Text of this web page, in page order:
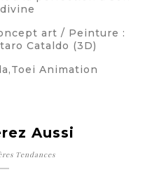
art / Peinture :
Cataldo (3D)
Animation
Aussi
Tendances